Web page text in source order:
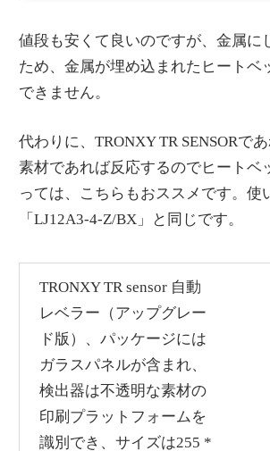
値段も安くて良いのですが、金属に
ため、金属が埋め込まれたヒートベ
できません。
代わりに、TRONXY TR SENSORで
素材であれば反応するのでヒートベ
っては、こちらもおススメです。使
「LJ12A3-4-Z/BX」と同じです。
TRONXY TR sensor 自動
レベラー（アップグレー
ド版）、パッケージには
ガラスパネルが含まれ、
検出器は不透明な素材の
印刷プラットフォームを
識別でき、サイズは255 *